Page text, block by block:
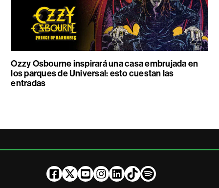
Ozzy Osbourne inspirará una casa embrujada en
los parques de Universal: esto cuestan las
entradas